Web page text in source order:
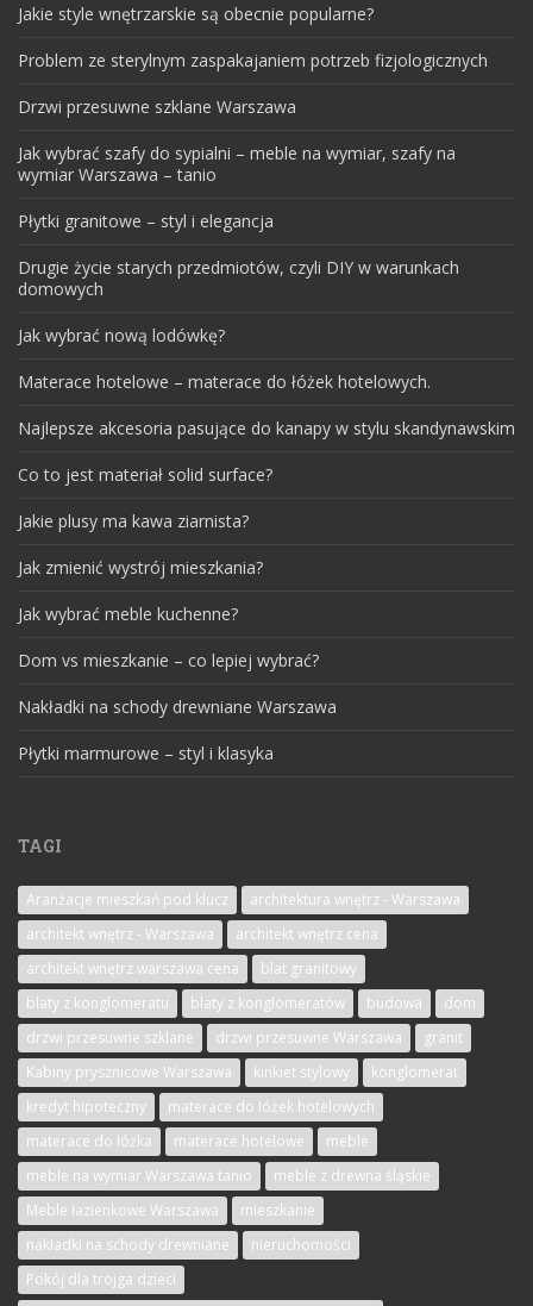
Jakie style wnętrzarskie są obecnie popularne?
Problem ze sterylnym zaspakajaniem potrzeb fizjologicznych
Drzwi przesuwne szklane Warszawa
Jak wybrać szafy do sypialni – meble na wymiar, szafy na
wymiar Warszawa – tanio
Płytki granitowe – styl i elegancja
Drugie życie starych przedmiotów, czyli DIY w warunkach
domowych
Jak wybrać nową lodówkę?
Materace hotelowe – materace do łóżek hotelowych.
Najlepsze akcesoria pasujące do kanapy w stylu skandynawskim
Co to jest materiał solid surface?
Jakie plusy ma kawa ziarnista?
Jak zmienić wystrój mieszkania?
Jak wybrać meble kuchenne?
Dom vs mieszkanie – co lepiej wybrać?
Nakładki na schody drewniane Warszawa
Płytki marmurowe – styl i klasyka
TAGI
Aranżacje mieszkań pod klucz
architektura wnętrz - Warszawa
architekt wnętrz - Warszawa
architekt wnętrz cena
architekt wnętrz warszawa cena
blat granitowy
blaty z konglomeratu
blaty z konglomeratów budowa
dom
drzwi przesuwne szklane
drzwi przesuwne Warszawa
granit
Kabiny prysznicowe Warszawa
kinkiet stylowy
konglomerat
kredyt hipoteczny
materace do łóżek hotelowych
materace do łóżka
materace hotelowe
meble
meble na wymiar Warszawa tanio
meble z drewna śląskie
Meble łazienkowe Warszawa
mieszkanie
nakładki na schody drewniane
nieruchomości
Pokój dla trojga dzieci